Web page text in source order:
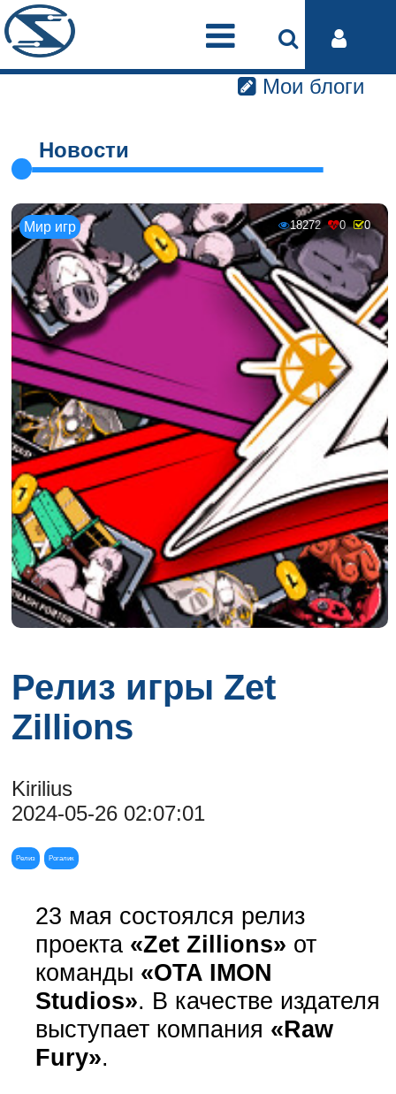
Мои блоги
Новости
Мир игр 18272 0 0
Релиз игры Zet
Zillions
Kirilius
2024-05-26 02:07:01
Релиз Рогалик
23 мая состоялся релиз
проекта «Zet Zillions» от
команды «OTA IMON
Studios». В качестве издателя
выступает компания «Raw
Fury».